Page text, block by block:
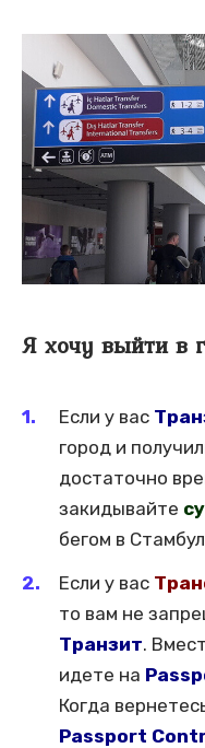
Я хочу выйти в
Если у вас
город и
достаточно
закидывайте
бегом в
Если у вас
то вам не
Транзит.
идете на
Когда
Passport